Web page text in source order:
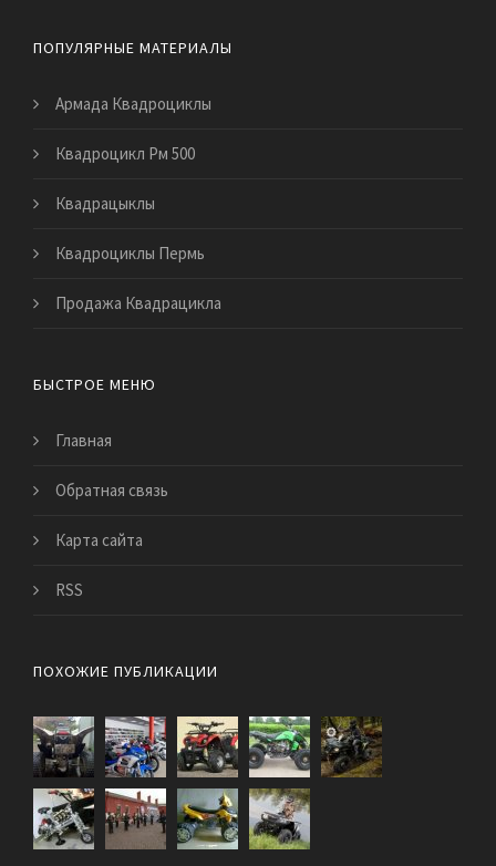
ПОПУЛЯРНЫЕ МАТЕРИАЛЫ
Армада Квадроциклы
Квадроцикл Рм 500
Квадрацыклы
Квадроциклы Пермь
Продажа Квадрацикла
БЫСТРОЕ МЕНЮ
Главная
Обратная связь
Карта сайта
RSS
ПОХОЖИЕ ПУБЛИКАЦИИ